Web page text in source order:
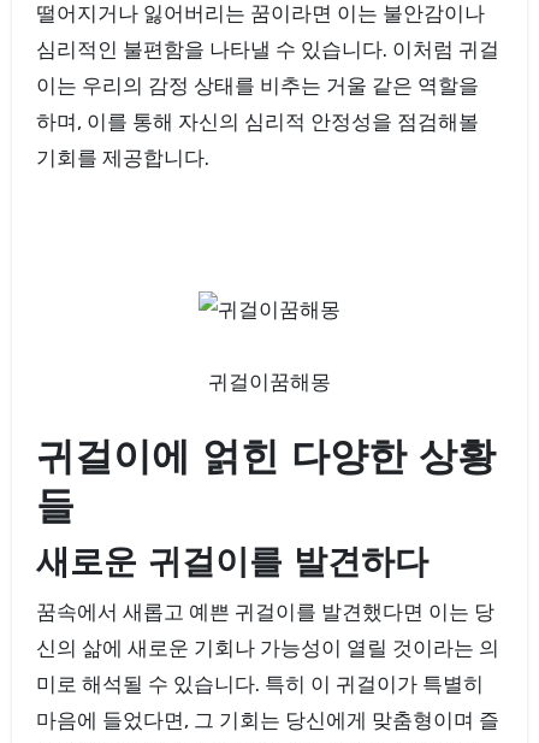
떨어지거나 잃어버리는 꿈이라면 이는 불안감이나
심리적인 불편함을 나타낼 수 있습니다. 이처럼 귀걸
이는 우리의 감정 상태를 비추는 거울 같은 역할을
하며, 이를 통해 자신의 심리적 안정성을 점검해볼
기회를 제공합니다.
귀걸이꿈해몽
귀걸이에 얽힌 다양한 상황
들
새로운 귀걸이를 발견하다
꿈속에서 새롭고 예쁜 귀걸이를 발견했다면 이는 당
신의 삶에 새로운 기회나 가능성이 열릴 것이라는 의
미로 해석될 수 있습니다. 특히 이 귀걸이가 특별히
마음에 들었다면, 그 기회는 당신에게 맞춤형이며 즐